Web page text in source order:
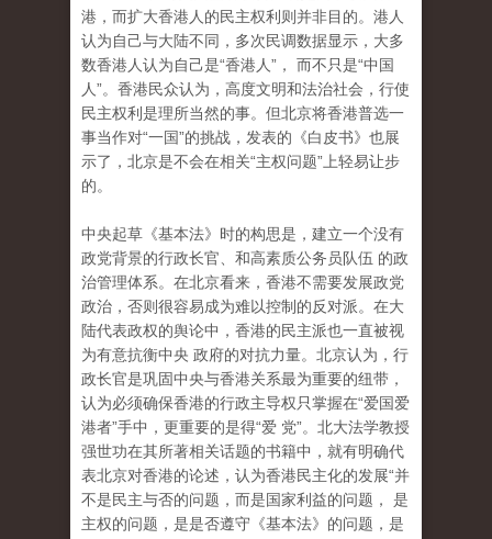
港，而扩大香港人的民主权利则并非目的。港人
认为自己与大陆不同，多次民调数据显示，大多
数香港人认为自己是“香港人”， 而不只是“中国
人”。香港民众认为，高度文明和法治社会，行使
民主权利是理所当然的事。但北京将香港普选一
事当作对“一国”的挑战，发表的《白皮书》也展
示了，北京是不会在相关“主权问题”上轻易让步
的。
中央起草《基本法》时的构思是，建立一个没有
政党背景的行政长官、和高素质公务员队伍 的政
治管理体系。在北京看来，香港不需要发展政党
政治，否则很容易成为难以控制的反对派。在大
陆代表政权的舆论中，香港的民主派也一直被视
为有意抗衡中央 政府的对抗力量。北京认为，行
政长官是巩固中央与香港关系最为重要的纽带，
认为必须确保香港的行政主导权只掌握在“爱国爱
港者”手中，更重要的是得“爱 党”。北大法学教授
强世功在其所著相关话题的书籍中，就有明确代
表北京对香港的论述，认为香港民主化的发展“并
不是民主与否的问题，而是国家利益的问题， 是
主权的问题，是是否遵守《基本法》的问题，是